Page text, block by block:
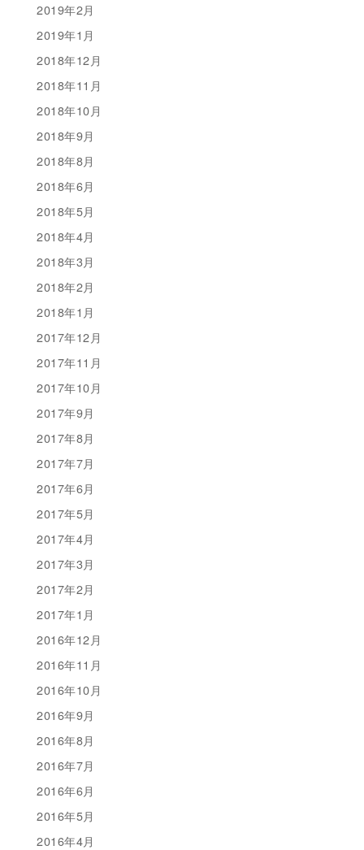
2019年2月
2019年1月
2018年12月
2018年11月
2018年10月
2018年9月
2018年8月
2018年6月
2018年5月
2018年4月
2018年3月
2018年2月
2018年1月
2017年12月
2017年11月
2017年10月
2017年9月
2017年8月
2017年7月
2017年6月
2017年5月
2017年4月
2017年3月
2017年2月
2017年1月
2016年12月
2016年11月
2016年10月
2016年9月
2016年8月
2016年7月
2016年6月
2016年5月
2016年4月